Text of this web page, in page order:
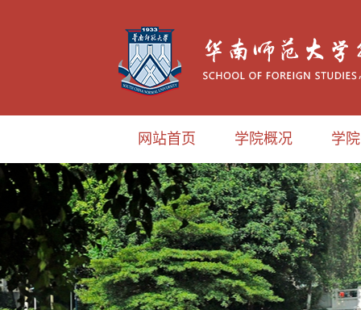
网站首页 学院概况 学